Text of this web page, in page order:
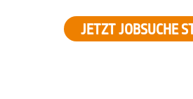
JETZT JOBSUCHE